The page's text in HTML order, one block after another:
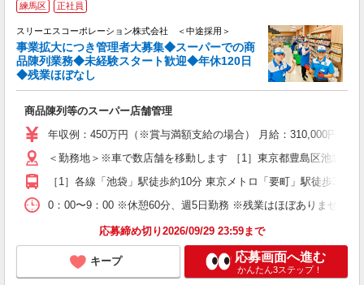
練馬区 正社員
スリーエスコーポレーション株式会社 ＜中途採用＞
事業拡大につき管理者大募集◆スーパーでの商
品陳列業務◆未経験スタート歓迎◆年休120日
◆残業ほぼなし
商品陳列等のスーパー店舗管理
年収例：450万円（※賞与満額支給の場合） 月給：310,000円 ※
＜勤務地＞※車で数店舗を移動します ［1］東京都豊島区池袋3
［1］各線「池袋」駅徒歩約10分 東京メトロ「要町」駅徒歩3分
0：00〜9：00 ※休憩60分、週5日勤務 ※残業はほぼありません！
応募締め切り2026/09/29 23:59まで
キープ 応募画面へ進む
かんたん3ステップ！